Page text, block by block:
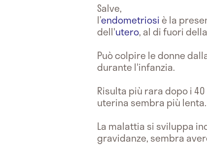
Salve,
l’endometriosiè la
dell'utero, al di fuori
Può colpire le donne
durante l'infanzia.
Risulta più rara dopo i
uterina sembra più lenta.
La malattia si sviluppa
gravidanze, sembra